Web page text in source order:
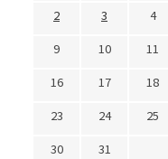
2 3 4
9
10 11
16
17 18
23
24 25
30
31